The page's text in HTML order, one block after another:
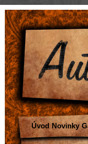
Úvod Novinky